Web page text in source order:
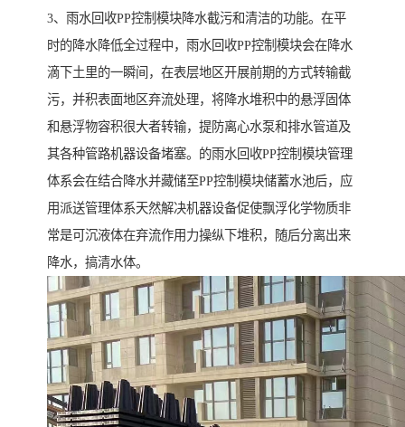
3、雨水回收PP控制模块降水截污和清洁的功能。在平
时的降水降低全过程中，雨水回收PP控制模块会在降水
滴下土里的一瞬间，在表层地区开展前期的方式转输截
污，并积表面地区弃流处理，将降水堆积中的悬浮固体
和悬浮物容积很大者转输，提防离心水泵和排水管道及
其各种管路机器设备堵塞。的雨水回收PP控制模块管理
体系会在结合降水并藏储至PP控制模块储蓄水池后，应
用派送管理体系天然解决机器设备促使飘浮化学物质非
常是可沉液体在弃流作用力操纵下堆积，随后分离出来
降水，搞清水体。